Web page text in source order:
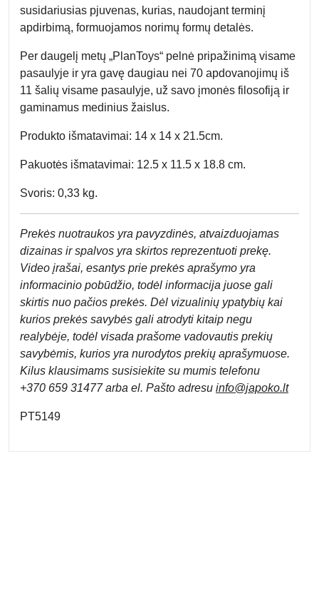
susidariusias pjuvenas, kurias, naudojant terminį
apdirbimą, formuojamos norimų formų detalės.
Per daugelį metų „PlanToys“ pelnė pripažinimą visame
pasaulyje ir yra gavę daugiau nei 70 apdovanojimų iš
11 šalių visame pasaulyje, už savo įmonės filosofiją ir
gaminamus medinius žaislus.
Produkto išmatavimai: 14 x 14 x 21.5cm.
Pakuotės išmatavimai: 12.5 x 11.5 x 18.8 cm.
Svoris: 0,33 kg.
Prekės nuotraukos yra pavyzdinės, atvaizduojamas
dizainas ir spalvos yra skirtos reprezentuoti prekę.
Video įrašai, esantys prie prekės aprašymo yra
informacinio pobūdžio, todėl informacija juose gali
skirtis nuo pačios prekės. Dėl vizualinių ypatybių kai
kurios prekės savybės gali atrodyti kitaip negu
realybėje, todėl visada prašome vadovautis prekių
savybėmis, kurios yra nurodytos prekių aprašymuose.
Kilus klausimams susisiekite su mumis telefonu
+370 659 31477 arba el. Pašto adresu info@japoko.lt
PT5149